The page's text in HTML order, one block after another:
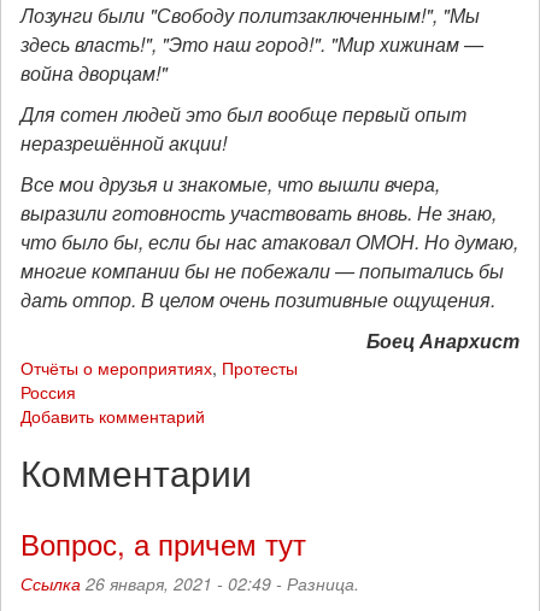
Лозунги были "Свободу политзаключенным!", "Мы
здесь власть!", "Это наш город!". "Мир хижинам —
война дворцам!"
Для сотен людей это был вообще первый опыт
неразрешённой акции!
Все мои друзья и знакомые, что вышли вчера,
выразили готовность участвовать вновь. Не знаю,
что было бы, если бы нас атаковал ОМОН. Но думаю,
многие компании бы не побежали — попытались бы
дать отпор. В целом очень позитивные ощущения.
Боец Анархист
Отчёты о мероприятиях, Протесты
Россия
Добавить комментарий
Комментарии
Вопрос, а причем тут
Ссылка 26 января, 2021 - 02:49 - Разница.